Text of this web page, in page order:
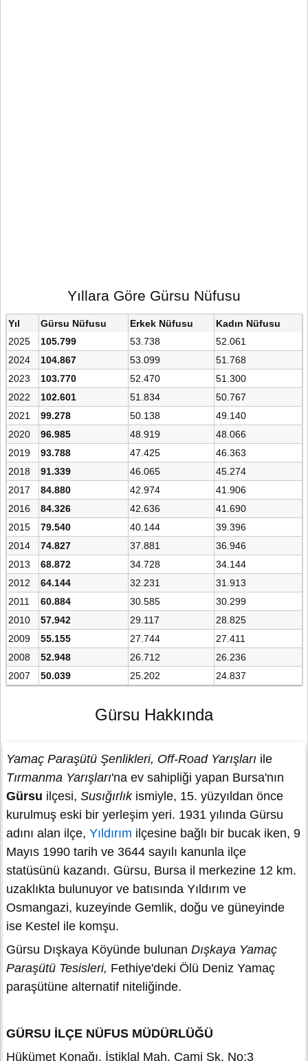
Yıllara Göre Gürsu Nüfusu
Yıl Gürsu Nüfusu Erkek Nüfusu
Kadın Nüfusu
2025
105.799 53.738
52.061
2024
104.867 53.099
51.768
2023
103.770 52.470
51.300
2022
102.601 51.834
50.767
2021
99.278 50.138
49.140
2020
96.985 48.919
48.066
2019
93.788 47.425
46.363
2018
91.339 46.065
45.274
2017
84.880 42.974
41.906
2016
84.326 42.636
41.690
2015
79.540 40.144
39.396
2014
74.827 37.881
36.946
2013
68.872 34.728
34.144
2012
64.144 32.231
31.913
2011
60.884 30.585
30.299
2010
57.942 29.117
28.825
2009
55.155 27.744
27.411
2008
52.948 26.712
26.236
2007
50.039 25.202 24.837
Gürsu Hakkında
Yamaç Paraşütü Şenlikleri, Off-Road Yarışları ile
Tırmanma Yarışları'na ev sahipliği yapan Bursa'nın
Gürsu ilçesi, Susığırlıkismiyle, 15. yüzyıldan önce
kurulmuş eski bir yerleşim yeri. 1931 yılında Gürsu
adını alan ilçe, Yıldırım ilçesine bağlı bir bucak iken, 9
Mayıs 1990 tarih ve 3644 sayılı kanunla ilçe
statüsünü kazandı. Gürsu, Bursa il merkezine 12 km.
uzaklıkta bulunuyor ve batısında Yıldırım ve
Osmangazi, kuzeyinde Gemlik, doğu ve güneyinde
ise Kestel ile komşu.
Gürsu Dışkaya Köyünde bulunan Dışkaya Yamaç
Paraşütü Tesisleri, Fethiye'deki Ölü Deniz Yamaç
paraşütüne alternatif niteliğinde.
GÜRSU İLÇE NÜFUS MÜDÜRLÜĞÜ
Hükümet Konağı, İstiklal Mah. Cami Sk. No:3